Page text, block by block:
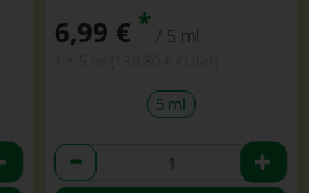
6,99 € * / 5 ml
5 ml
Anzahl